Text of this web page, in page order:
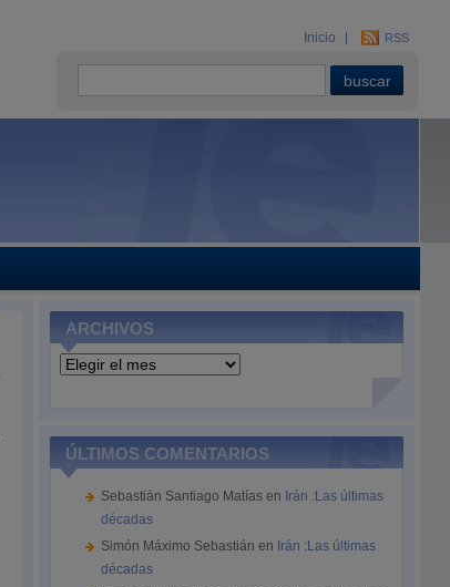
Inicio RSS
ARCHIVOS
Archivos
ÚLTIMOS COMENTARIOS
Sebastián Santiago Matías en Irán :Las últimas
décadas
Simón Máximo Sebastián en Irán :Las últimas
décadas